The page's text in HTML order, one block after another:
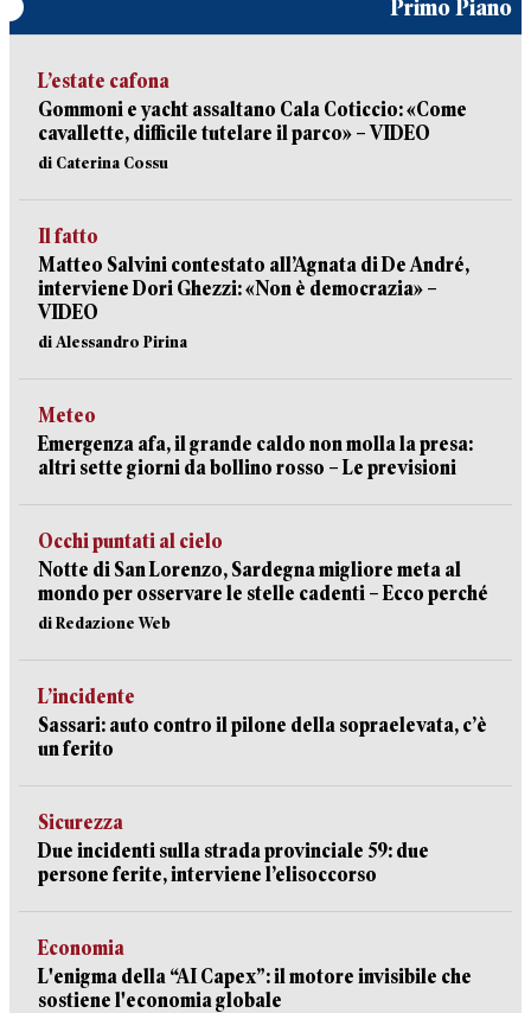
Primo Piano
L’estate cafona
Gommoni e yacht assaltano Cala Coticcio: «Come
cavallette, difficile tutelare il parco» – VIDEO
di Caterina Cossu
Il fatto
Matteo Salvini contestato all’Agnata di De André,
interviene Dori Ghezzi: «Non è democrazia» –
VIDEO
di Alessandro Pirina
Meteo
Emergenza afa, il grande caldo non molla la presa:
altri sette giorni da bollino rosso – Le previsioni
Occhi puntati al cielo
Notte di San Lorenzo, Sardegna migliore meta al
mondo per osservare le stelle cadenti – Ecco perché
di Redazione Web
L’incidente
Sassari: auto contro il pilone della sopraelevata, c’è
un ferito
Sicurezza
Due incidenti sulla strada provinciale 59: due
persone ferite, interviene l’elisoccorso
Economia
L'enigma della “AI Capex”: il motore invisibile che
sostiene l'economia globale